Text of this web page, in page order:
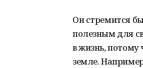
Он стремится
полезным для
в жизнь, потому
земле.